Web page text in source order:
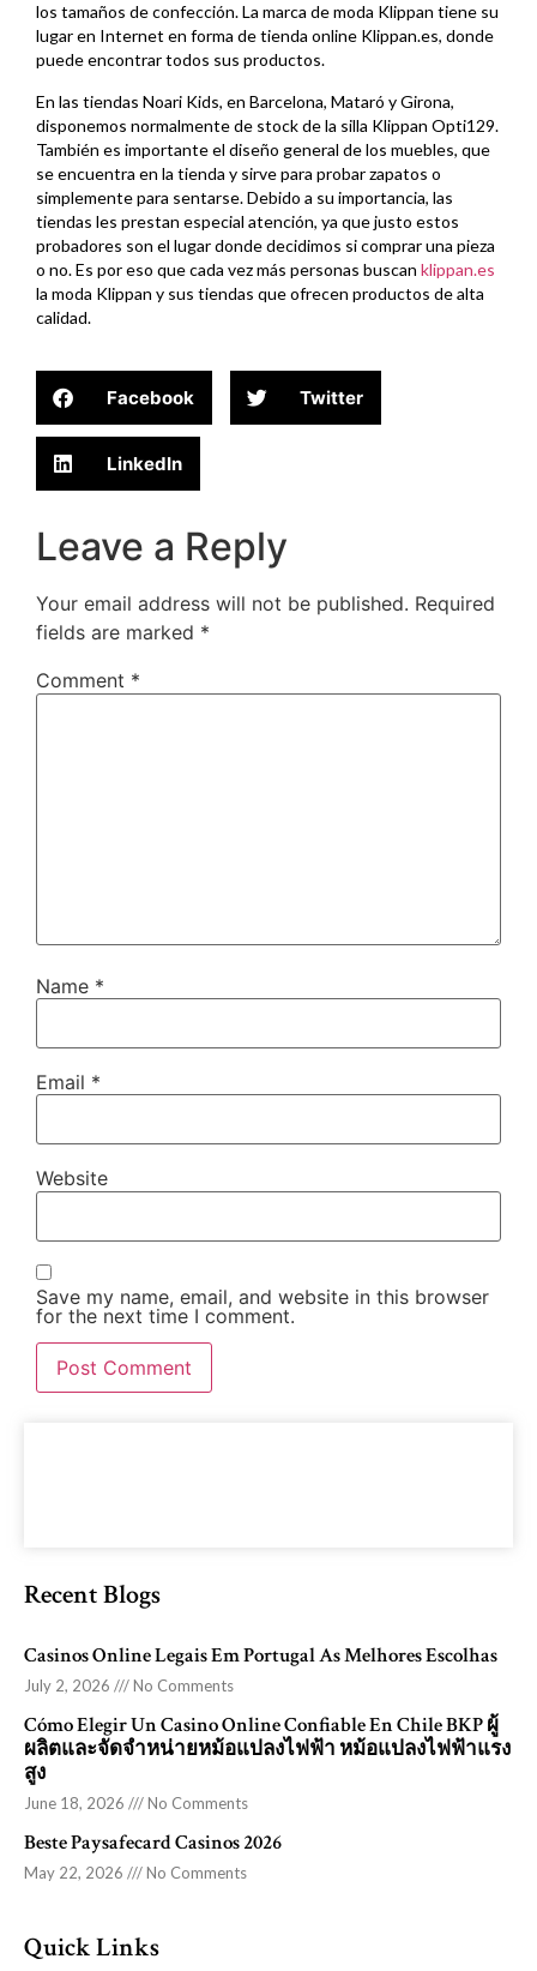
los tamaños de confección. La marca de moda Klippan tiene su
lugar en Internet en forma de tienda online Klippan.es, donde
puede encontrar todos sus productos.
En las tiendas Noari Kids, en Barcelona, Mataró y Girona,
disponemos normalmente de stock de la silla Klippan Opti129.
También es importante el diseño general de los muebles, que
se encuentra en la tienda y sirve para probar zapatos o
simplemente para sentarse. Debido a su importancia, las
tiendas les prestan especial atención, ya que justo estos
probadores son el lugar donde decidimos si comprar una pieza
o no. Es por eso que cada vez más personas buscan klippan.es
la moda Klippan y sus tiendas que ofrecen productos de alta
calidad.
Facebook Twitter
LinkedIn
Leave a Reply
Your email address will not be published. Required
fields are marked *
Comment *
Name *
Email *
Website
Save my name, email, and website in this browser
for the next time I comment.
Recent Blogs
Casinos Online Legais Em Portugal As Melhores Escolhas
July 2, 2026 No Comments
Cómo Elegir Un Casino Online Confiable En Chile BKP ผู้
ผลิตและจัดจำหน่ายหม้อแปลงไฟฟ้า หม้อแปลงไฟฟ้าแรง
สูง
June 18, 2026 No Comments
Beste Paysafecard Casinos 2026
May 22, 2026 No Comments
Quick Links